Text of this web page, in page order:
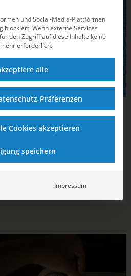
Deutschlands
Istanbul: Deutschlands
Gegner warten? Erfahre mehr
und welche DSV-
und Social-Media-Plattformen
blockiert. Wenn externe Services
den Zugriff auf diese Inhalte keine
erforderlich.
alle
Präferenzen
Cookies akzeptieren
speichern
Impressum